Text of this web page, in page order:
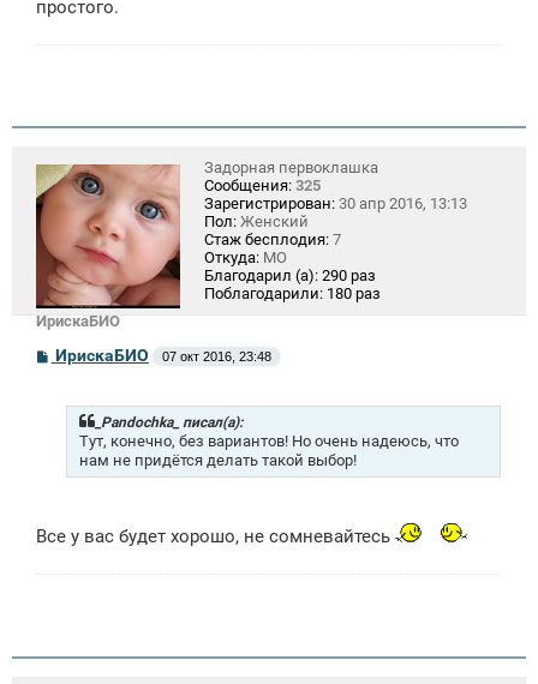
простого.
ИрискаБИО
Задорная первоклашка
Сообщения: 325
Зарегистрирован: 30 апр 2016, 13:13
Пол: Женский
Стаж бесплодия: 7
Откуда: МО
Благодарил (а): 290 раз
Поблагодарили: 180 раз
СИрискаБИО 07 окт 2016, 23:48
_Pandochka_ писал(а):
Тут, конечно, без вариантов! Но очень надеюсь, что
нам не придётся делать такой выбор!
Все у вас будет хорошо, не сомневайтесь